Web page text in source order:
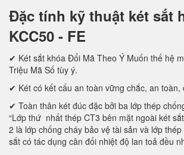
Đặc tính kỹ thuật két sắt
KCC50 - FE
✔ Két sắt khóa Đổi Mã Theo Ý Muốn thế hệ
Triệu Mã Số tùy ý.
✔ Két có kết cấu an toàn vững chắc, an toàn,
✔ Toàn thân két đúc đặc bởi ba lớp thép
“Lớp thứ nhất thép CT3 bên mặt ngoài két
2 là lớp chống cháy bảo vệ tài sản và lớp
sắt có tác dụng cân đối nhiệt độ lan toả đều